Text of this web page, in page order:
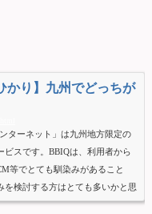
かり】九州でどっちが
ターネット」は九州地方限定の
ビスです。BBIQは、利用者から
等でとても馴染みがあること
を検討する方はとても多いかと思
ビスエリア外の方はもちろん他